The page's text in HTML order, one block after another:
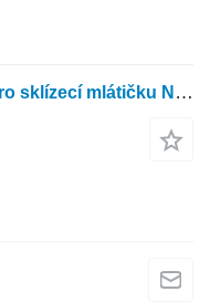
Další funkční součásti lejehus pro sklízecí mlátičku New Holland TX63